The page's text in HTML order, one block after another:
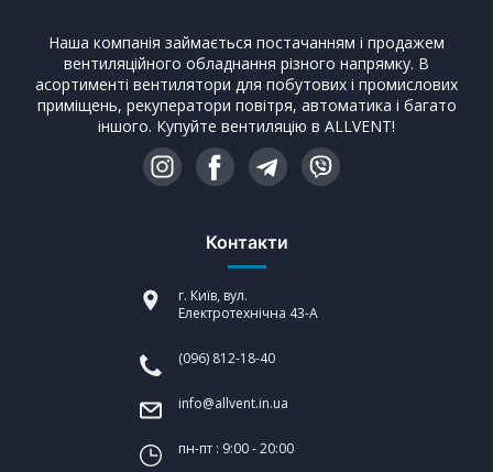
Наша компанія займається постачанням і продажем
вентиляційного обладнання різного напрямку. В
асортименті вентилятори для побутових і промислових
приміщень, рекуператори повітря, автоматика і багато
іншого. Купуйте вентиляцію в ALLVENT!
Контакти
г. Київ, вул.
Електротехнічна 43-А
(096) 812-18-40
info@allvent.in.ua
пн-пт : 9:00 - 20:00